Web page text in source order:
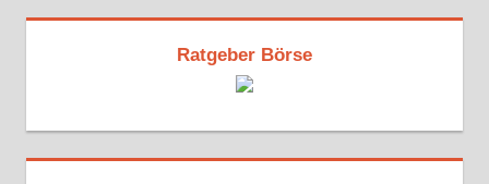
Ratgeber Börse